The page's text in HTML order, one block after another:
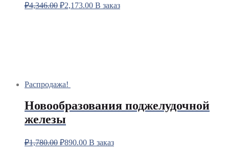
₽4,346.00 ₽2,173.00 В заказ
Распродажа!
Новообразования поджелудочной
железы
₽1,780.00 ₽890.00 В заказ